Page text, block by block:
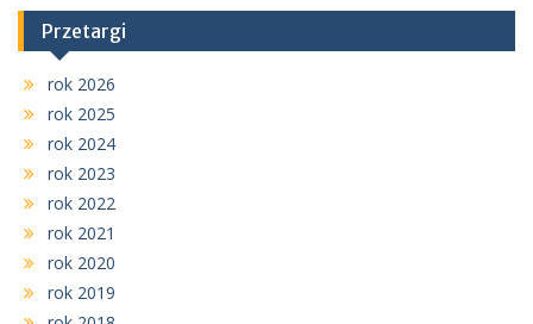
Przetargi
rok 2026
rok 2025
rok 2024
rok 2023
rok 2022
rok 2021
rok 2020
rok 2019